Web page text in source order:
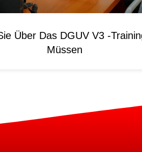
Über Das DGUV V3 -
Müssen